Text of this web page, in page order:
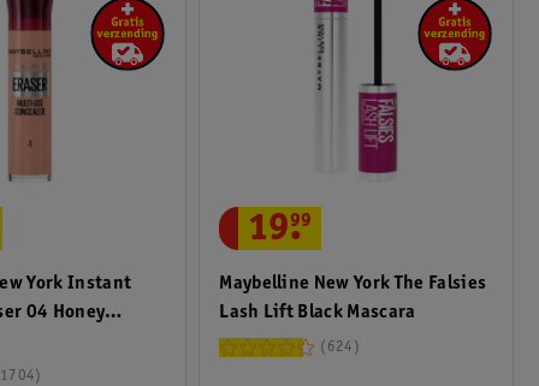
York Instant
04 Honey
1704
Maybelline New York The Falsies
Lash Lift Black Mascara
19.
99
624